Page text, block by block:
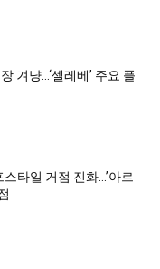
겨냥…‘셀레베’ 주요 플
타일 거점 진화…’아르